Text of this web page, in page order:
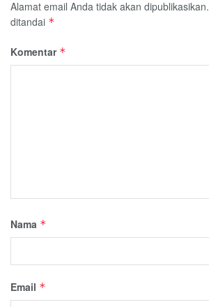
Alamat email Anda tidak akan dipublikasikan.
ditandai *
Komentar *
Nama *
Email *